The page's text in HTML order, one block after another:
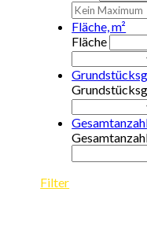
Fläche, m²
Fläche
Filter